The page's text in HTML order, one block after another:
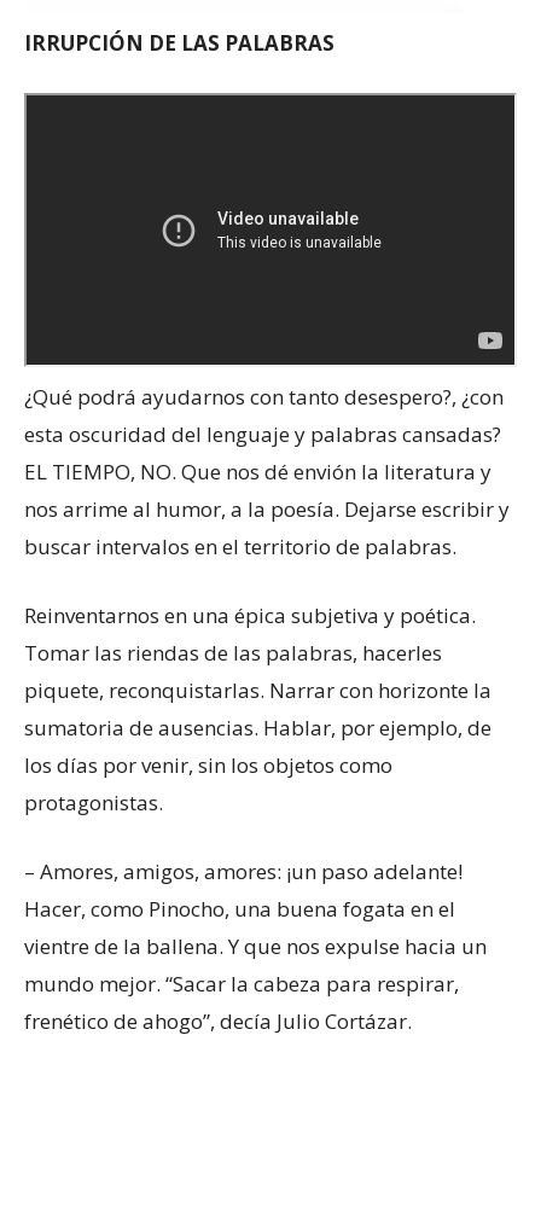
IRRUPCIÓN DE LAS PALABRAS
¿Qué podrá ayudarnos con tanto desespero?, ¿con
esta oscuridad del lenguaje y palabras cansadas?
EL TIEMPO, NO. Que nos dé envión la literatura y
nos arrime al humor, a la poesía. Dejarse escribir y
buscar intervalos en el territorio de palabras.
Reinventarnos en una épica subjetiva y poética.
Tomar las riendas de las palabras, hacerles
piquete, reconquistarlas. Narrar con horizonte la
sumatoria de ausencias. Hablar, por ejemplo, de
los días por venir, sin los objetos como
protagonistas.
– Amores, amigos, amores: ¡un paso adelante!
Hacer, como Pinocho, una buena fogata en el
vientre de la ballena. Y que nos expulse hacia un
mundo mejor. “Sacar la cabeza para respirar,
frenético de ahogo”, decía Julio Cortázar.